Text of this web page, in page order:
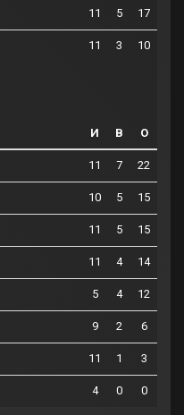
11 5 17
11 3 10
И В О
11 7 22
10 5 15
11 5 15
11 4 14
5 4 12
9 2 6
11 1 3
4 0 0